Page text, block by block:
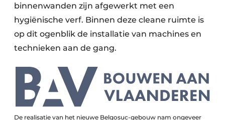
binnenwanden zijn afgewerkt met een
hygiënische verf. Binnen deze cleane ruimte is
op dit ogenblik de installatie van machines en
technieken aan de gang.
De realisatie van het nieuwe Belgosuc-gebouw nam ongeveer